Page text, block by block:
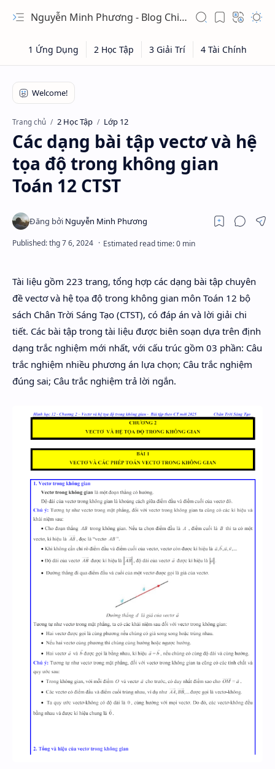
Nguyễn Minh Phương - Blog Chia sẻ Kiến thức Chứng khoán & Tài liệu Toán học
Hidden Menu
Hidden Menu
Trang chủ 2 Học Tập Lớp 12
Các dạng bài tập vectơ và hệ
tọa độ trong không gian
Toán 12 CTST
Tài liệu gồm 223 trang, tổng hợp các dạng bài tập chuyên
đề vectơ và hệ tọa độ trong không gian môn Toán 12 bộ
sách Chân Trời Sáng Tạo (CTST), có đáp án và lời giải chi
tiết. Các bài tập trong tài liệu được biên soạn dựa trên định
dạng trắc nghiệm mới nhất, với cấu trúc gồm 03 phần: Câu
trắc nghiệm nhiều phương án lựa chọn; Câu trắc nghiệm
đúng sai; Câu trắc nghiệm trả lời ngắn.